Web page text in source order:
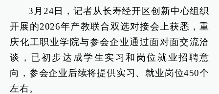
3月24日，记者从长寿经开区创新中心组织
开展的2026年产教联合双选对接会上获悉，重
庆化工职业学院与参会企业通过面对面交流洽
谈，已初步达成学生实习和岗位就业招聘意
向，参会企业后续将提供实习、就业岗位450个
左右。